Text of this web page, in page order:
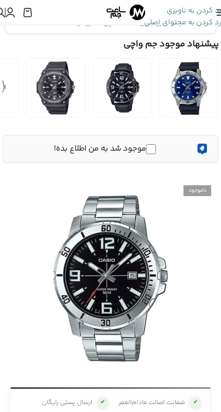
رد کردن به ناوبری
رد کردن به محتوای اصلی
اینجا هستید:کاسیو جنرال»ساعت مچی کاسیو مردانه MTP-VD01D-1B
پیشنهاد موجود جم واچی
موجود شد به من اطلاع بده!
ناموجود
✔ ضمانت اصالت مادام‌العمر ✔ ارسال پستی رایگان